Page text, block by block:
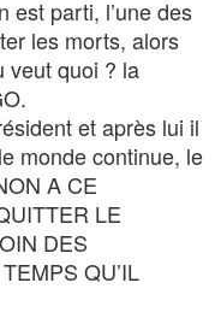
est parti, l’une des
les morts, alors
veut quoi ? la
et après lui il
monde continue, le
A CE
LE
DES
QU’IL